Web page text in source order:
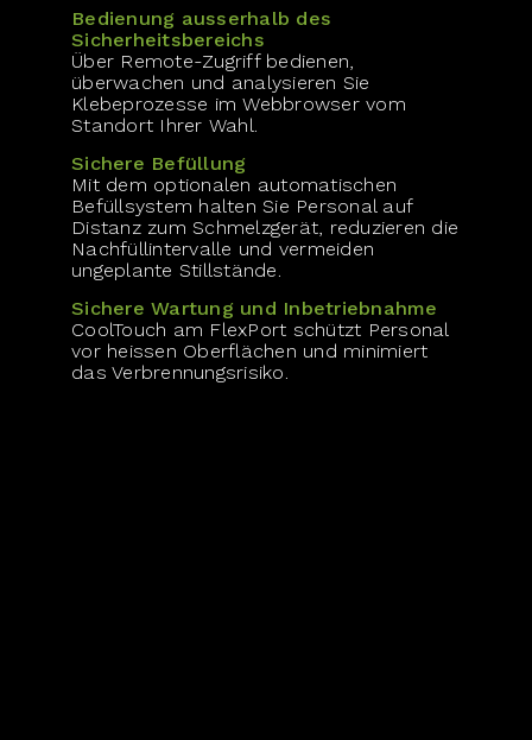
Bedienung ausserhalb des
Sicherheitsbereichs
Über Remote-Zugriff bedienen,
überwachen und analysieren Sie
Klebeprozesse im Webbrowser vom
Standort Ihrer Wahl.
Sichere Befüllung
Mit dem optionalen automatischen
Befüll­­system halten Sie Personal auf
Distanz zum Schmelz­gerät, reduzieren die
Nachfüll­­intervalle und vermeiden
ungeplante Still­stände.
Sichere Wartung und Inbetriebnahme
CoolTouch am FlexPort schützt Personal
vor heissen Oberflächen und minimiert
das Verbrennungs­risiko.